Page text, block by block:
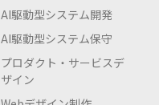
AI駆動型システム開発
AI駆動型システム保守
プロダクト・サービスデ
ザイン